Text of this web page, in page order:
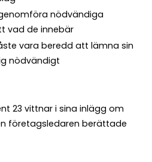
nödvändiga
vad de innebär
vara beredd att lämna sin
nödvändigt
23 vittnar i sina inlägg om
företagsledaren berättade